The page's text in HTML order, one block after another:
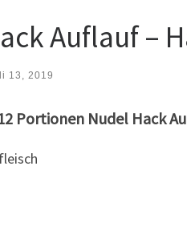
Auflauf –
13, 2019
Portionen Nudel Hack